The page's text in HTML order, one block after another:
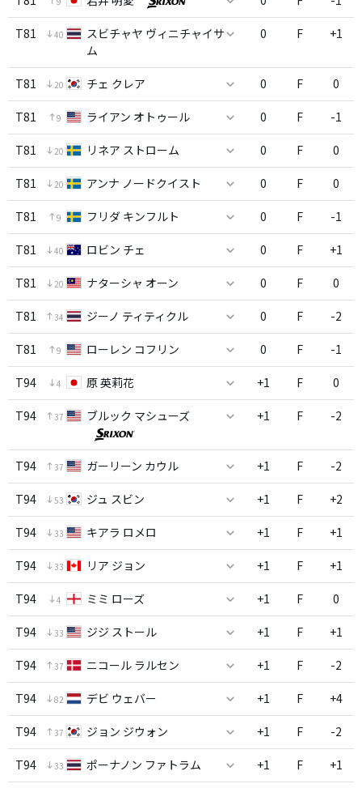
T81 40
スビチャヤ ヴィニチャイサ
ム
0 F +1
T81 20 チェ クレア 0 F 0
T81 9 ライアン オトゥール 0 F -1
T81 20 リネア ストローム 0 F 0
T81 20 アンナ ノードクイスト 0 F 0
T81 9 フリダ キンフルト 0 F -1
T81 40 ロビン チェ 0 F +1
T81 20 ナターシャ オーン 0 F 0
T81 34 ジーノ ティティクル 0 F -2
T81 9 ローレン コフリン 0 F -1
T94 4 原 英莉花 +1 F 0
T94 37 ブルック マシューズ +1 F -2
T94 37 ガーリーン カウル +1 F -2
T94 53 ジュ スビン +1 F +2
T94 33 キアラ ロメロ +1 F +1
T94 33 リア ジョン +1 F +1
T94 4 ミミ ローズ +1 F 0
T94 33 ジジ ストール +1 F +1
T94 37 ニコール ラルセン +1 F -2
T94 82 デビ ウェバー +1 F +4
T94 37 ジョン ジウォン +1 F -2
T94 33 ポーナノン ファトラム +1 F +1